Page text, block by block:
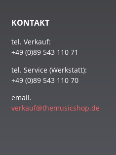
KONTAKT
tel. Verkauf:
+49 (0)89 543 110 71
tel. Service (Werkstatt):
+49 (0)89 543 110 70
email.
verkauf@themusicshop.de